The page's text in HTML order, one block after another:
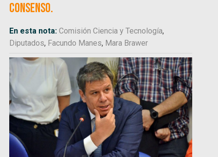
consenso.
En esta nota:Comisión Ciencia y Tecnología,
Diputados, Facundo Manes, Mara Brawer